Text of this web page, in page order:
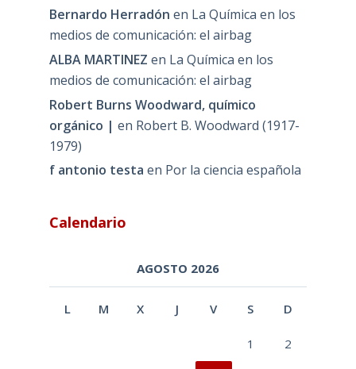
Bernardo Herradón en La Química en los
medios de comunicación: el airbag
ALBA MARTINEZ en La Química en los
medios de comunicación: el airbag
Robert Burns Woodward, químico
orgánico | en Robert B. Woodward (1917-
1979)
f antonio testa en Por la ciencia española
Calendario
AGOSTO 2026
L M X J V S D
1 2